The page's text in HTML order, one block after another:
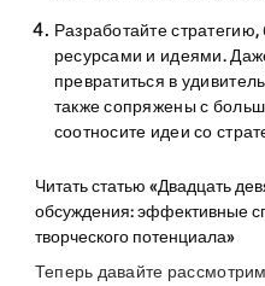
Разработайте
ресурсами и идеями.
превратиться в
также сопряжены с
соотносите идеи со
Читать статью «Двадцать
обсуждения: эффективные
творческого потенциала»
Теперь давайте